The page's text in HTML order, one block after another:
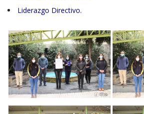
Liderazgo Directivo.